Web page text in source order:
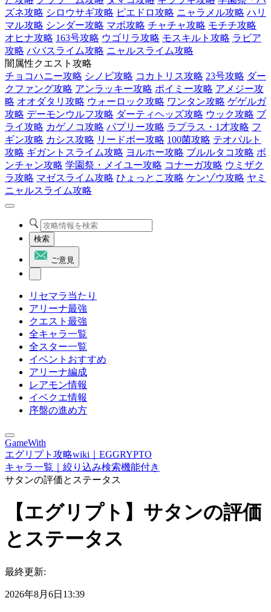
ズネ攻略 シロウサギ攻略 ピエドロ攻略 ニャラメル攻略 ハリ
マル攻略 シンダー攻略 マボ攻略 チャチャ攻略 モチチ攻略
オヒナ攻略 163号攻略 ウゴリラ攻略 モスキルト攻略 ラビア
攻略 ババスライム攻略 ニャルスライム攻略
闇属性クエスト攻略
チョコハニー攻略 シノビ攻略 コカトリス攻略 23号攻略 ダー
クファング攻略 アンラッキー攻略 ポイミー攻略 アメジー攻
略 オオダタリ攻略 ウォーロック攻略 ワンタン攻略 ゲゲルガ
攻略 デーモンウルフ攻略 ダーティヘッズ攻略 ウック攻略 ブ
ライ攻略 カゲノコ攻略 パプリー攻略 ラプラス・1才攻略 フ
ギン攻略 カシス攻略 リードボー攻略 100菌攻略 テオパルト
攻略 ギガントスライム攻略 ヨルホー攻略 ブルルタコ攻略 ボ
ンチャン攻略 学園祭・メイユー攻略 コナーガ攻略 ウミザク
ラ攻略 マゼスライム攻略 ひょっとこ攻略 ケンゾウ攻略 ヤミ
ニャルスライム攻略
検索
ご意見
リセマラ当たり
アリーナ最強
クエスト最強
全キャラ一覧
全スター一覧
イベントおすすめ
アリーナ編成
レアモン情報
イベクエ情報
序盤の進め方
GameWith
エグリプト攻略wiki｜EGGRYPTO
キャラ一覧｜絞り込み検索機能付き
サタンの評価とステータス
【エグリプト】サタンの評価
とステータス
最終更新:
2026年8月6日13:39